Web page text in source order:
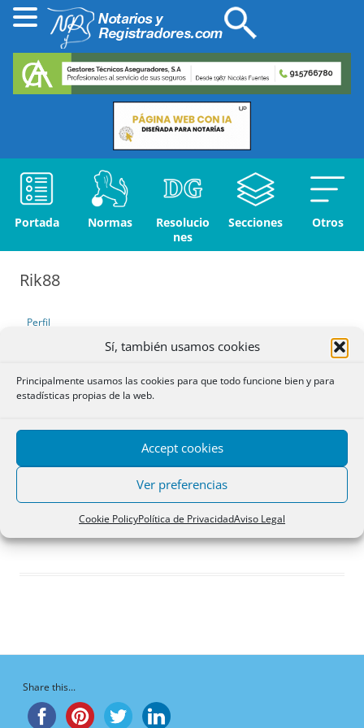
Sí, también usamos cookies
Principalmente usamos las cookies para que todo funcione bien y para
estadísticas propias de la web.
Accept cookies
Ver preferencias
Cookie PolicyPolítica de PrivacidadAviso Legal
Portada Normas
Resolucio
nes
Secciones Otros
Rik88
Perfil
Debates iniciados
Respuestas creadas
Participaciones
Favoritos
Debates favoritos del
foro
¡Vaya, no hay debates aquí!
Share this...